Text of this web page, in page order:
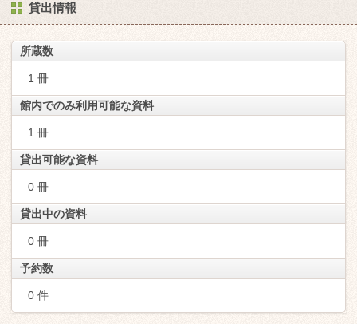
貸出情報
所蔵数
1 冊
館内でのみ利用可能な資料
1 冊
貸出可能な資料
0 冊
貸出中の資料
0 冊
予約数
0 件